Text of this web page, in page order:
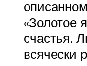
«Золотое
счастья.
всячески